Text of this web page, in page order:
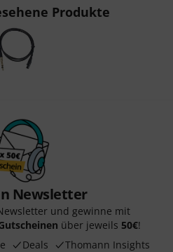
Produkte
Newsletter
und gewinne mit
über jeweils 50€!
Deals Thomann Insights